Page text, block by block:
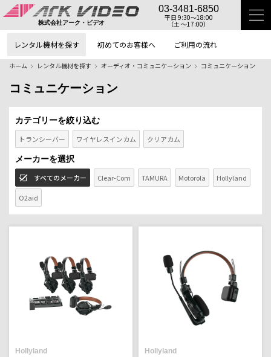
株式会社アーク・ビデオ
03-3481-6850
平日 9:30〜18:00
（土 〜17:00）
レンタル機材を探す 初めてのお客様へ ご利用の流れ
ホーム レンタル機材を探す オーディオ・コミュニケーション コミュニケーション
コミュニケーション
カテゴリーを絞り込む
トランシーバー
ワイヤレスインカム クリアカム
メーカーを選択
すべてのメーカー
Clear-Com TAMURA Motorola Hollyland
O2aid
Hollyland Hollyland